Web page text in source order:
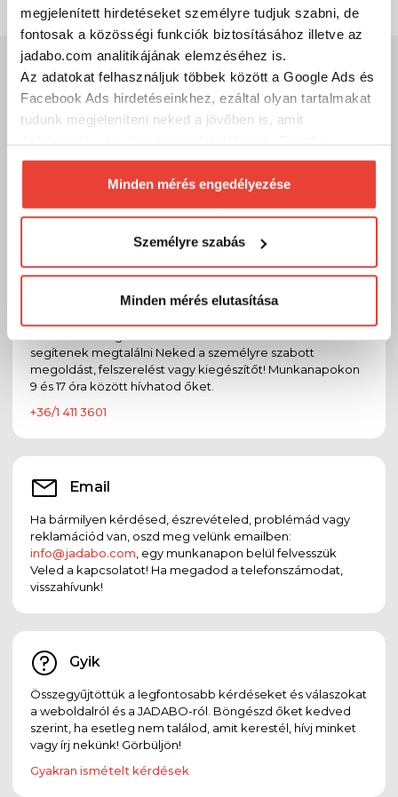
megjelenített hirdetéseket személyre tudjuk szabni, de
fontosak a közösségi funkciók biztosításához illetve az
jadabo.com analitikájának elemzéséhez is.
Az adatokat felhasználjuk többek között a Google Ads és
Facebook Ads hirdetéseinkhez, ezáltal olyan tartalmakat
tudunk megjeleníteni neked a jövőben is, amit
biztosításához arra kérünk, hogy engedd meg
számunkra minden mérés használatát.
Természetesensoha semmilyen formában nem fogunk
megváltoztathatod a döntésed ezzel kapcsolatban.
Előre is köszönjük!
Minden mérés engedélyezése
Személyre szabás
Minden mérés elutasítása
Szakértő szolgálat
Kérdésed van?
Hívj és segítünk, hogy mivel tudsz sikeres lenni a parton vagy a
csónakban!
09979754
Telefon
segítenek megtalálni Neked a személyre szabott
megoldást, felszerelést vagy kiegészítőt! Munkanapokon
9 és 17 óra között hívhatod őket.
+36/1 411 3601
Email
Ha bármilyen kérdésed, észrevételed, problémád vagy
reklamációd van, oszd meg velünk emailben:
info@jadabo.com , egy munkanapon belül felvesszük
Veled a kapcsolatot! Ha megadod a telefonszámodat,
visszahívunk!
Gyik
Összegyűjtöttük a legfontosabb kérdéseket és válaszokat
a weboldalról és a JADABO-ról. Böngészd őket kedved
szerint, ha esetleg nem találod, amit kerestél, hívj minket
vagy írj nekünk! Görbüljön!
Gyakran ismételt kérdések